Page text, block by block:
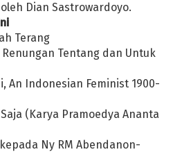
Dian Sastrowardoyo.
Terang
Tentang dan Untuk
An Indonesian Feminist 1900-
(Karya Pramoedya Ananta
Ny RM Abendanon-